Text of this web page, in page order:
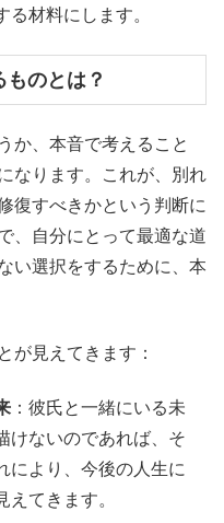
材料にします。
のとは？
か、本音で考えること
なります。これが、別れ
復すべきかという判断に
、自分にとって最適な道
い選択をするために、本
が見えてきます：
：彼氏と一緒にいる未
けないのであれば、そ
により、今後の人生に
てきます。